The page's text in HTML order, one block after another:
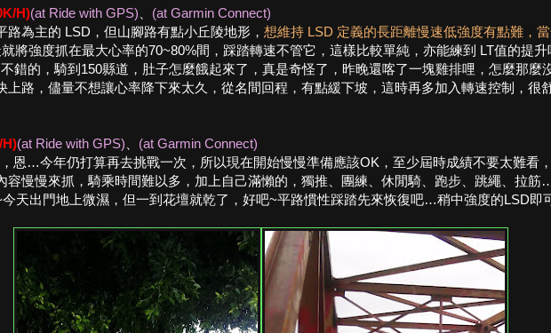
H)(at Ride with GPS)
(at Garmin Connect)
為主的 LSD，但山腳路有點小丘陵地形， 想維持 LSD 定義的長距離慢速低強度有點難，
將強度抓在最大心率的70~80%間，踩踏轉速不管它，這樣比較單純，亦能練到 LT值的提
錯的，騎到150縣道，肚子怎麼餓起來了，真是奇怪了，昨晚還喀了一塊雞排哩，怎麼那麼
路，儘量不想讓心率降下來太久，從名間回程，有點緩下坡，這時再多加入轉速控制，很
H)(at Ride with GPS)
(at Garmin Connect)
恩…今年仍打算再去挑戰一次，所以現在開始慢慢準備應該OK，至少屆時成績不要太難看
容慢慢來抓，騎乘時間難以多，加上自己滿懶的，獨推、團練、休閒騎、跑步、跳繩、拉
天出門地上微濕，但一到花壇就乾了，好吧~平路慣性踩踏先來恢復吧…稍中強度的LSD即